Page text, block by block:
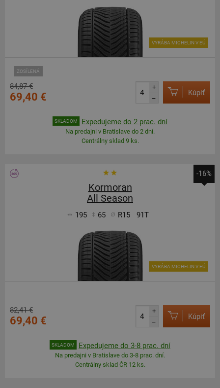
ZOSÍLENÁ
VYRÁBA MICHELIN V EÚ
84,87 €
69,40 €
+
–
Kúpiť
SKLADOM Expedujeme do 2 prac. dní
Na predajni v Bratislave do 2 dní.
Centrálny sklad 9 ks.
-16%
Kormoran
All Season
195 65 R15 91T
VYRÁBA MICHELIN V EÚ
82,41 €
69,40 €
+
–
Kúpiť
SKLADOM Expedujeme do 3-8 prac. dní
Na predajni v Bratislave do 3-8 prac. dní.
Centrálny sklad ČR 12 ks.